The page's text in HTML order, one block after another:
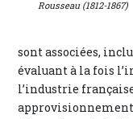
Rousseau (1812-1867)
sont associées,
évaluant à la fois
l’industrie